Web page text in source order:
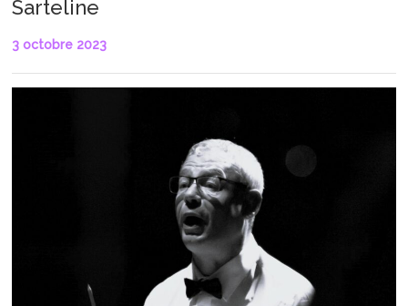
Sarteline
3 octobre 2023